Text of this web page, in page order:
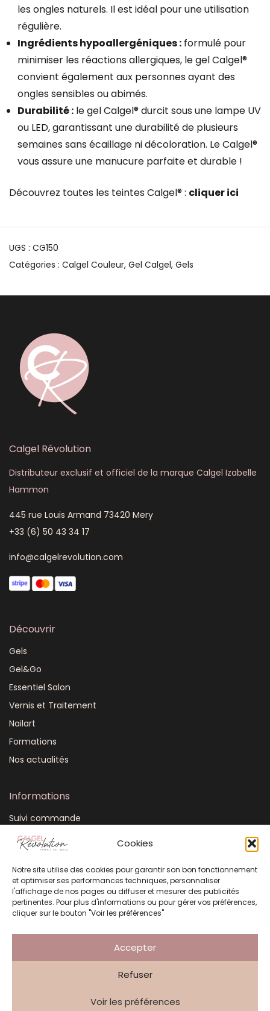
Cookies
Notre site utilise des cookies pour garantir son bon fonctionnement
et optimiser ses performances techniques, personnaliser
l'affichage de nos pages ou diffuser et mesurer des publicités
pertinentes. Pour plus d'informations ou pour gérer vos préférences,
cliquer sur le bouton "Voir les préférences"
Accepter
Refuser
Voir les préférences
les ongles naturels. Il est idéal pour une utilisation
régulière.
Ingrédients hypoallergéniques : formulé pour
minimiser les réactions allergiques, le gel Calgel®
convient également aux personnes ayant des
ongles sensibles ou abimés.
Durabilité : le gel Calgel® durcit sous une lampe UV
ou LED, garantissant une durabilité de plusieurs
semaines sans écaillage ni décoloration. Le Calgel®
vous assure une manucure parfaite et durable !
Découvrez toutes les teintes Calgel® : cliquer ici
UGS : CG150
Catégories : Calgel Couleur, Gel Calgel, Gels
Calgel Révolution
Distributeur exclusif et officiel de la marque Calgel Izabelle
Hammon
445 rue Louis Armand 73420 Mery
+33 (6) 50 43 34 17
info@calgelrevolution.com
Découvrir
Gels
Gel&Go
Essentiel Salon
Vernis et Traitement
Nailart
Formations
Nos actualités
Informations
Suivi commande
Mon compte
CGV
FAQ
Plan du site
Mentions légales